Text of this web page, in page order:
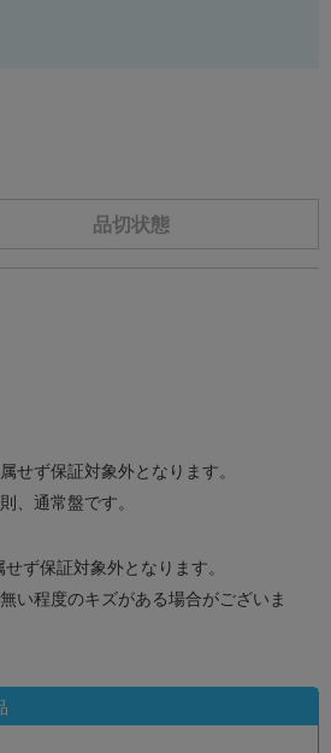
品切状態
せず保証対象外となります。
、通常盤です。
ず保証対象外となります。
い程度のキズがある場合がございま